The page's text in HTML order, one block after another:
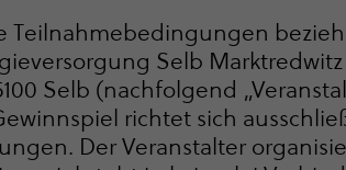
Teil­nah­me­be­din­gungen
Selb
Selb (nachfolgend
richtet sich
Der Veranstalter